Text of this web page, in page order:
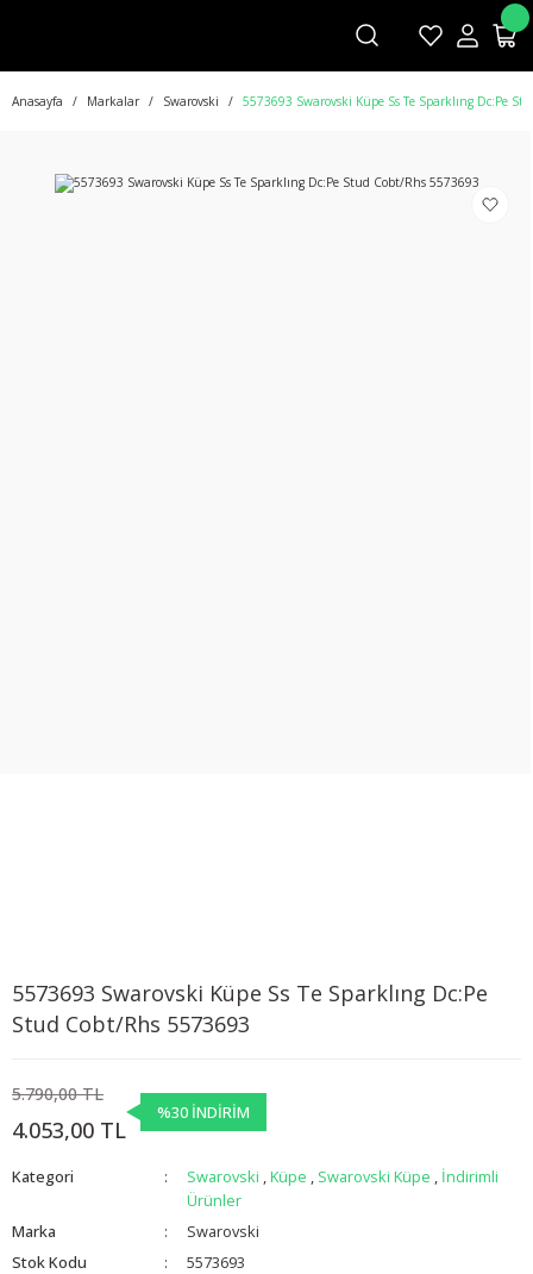
Anasayfa Markalar Swarovski 5573693 Swarovski Küpe Ss Te Sparklıng Dc:Pe
5573693 Swarovski Küpe Ss Te Sparklıng Dc:Pe
Stud Cobt/Rhs 5573693
5.790,00 TL
4.053,00 TL
%30 İNDİRİM
Kategori Swarovski ,Küpe , Swarovski Küpe , İndirimli
Ürünler
Marka
Swarovski
Stok Kodu
5573693